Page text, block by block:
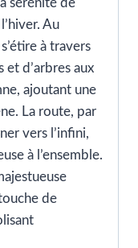
Au
à travers
et d’arbres aux
ajoutant une
La route, par
vers l’infini,
à l’ensemble.
de